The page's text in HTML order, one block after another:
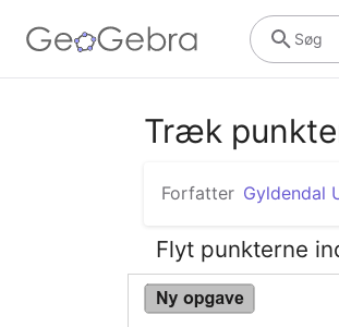
Søg
Træk
Forfatter Gyldendal
Flyt punkterne